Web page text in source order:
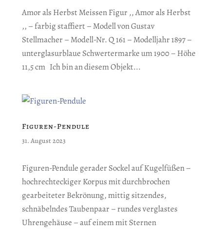
Amor als Herbst Meissen Figur ,, Amor als Herbst
,, – farbig staffiert – Modell von Gustav
Stellmacher – Modell-Nr. Q 161 – Modelljahr 1897 –
unterglasurblaue Schwertermarke um 1900 – Höhe
11,5 cm Ich bin an diesem Objekt...
Figuren-Pendule
31. August 2023
Figuren-Pendule gerader Sockel auf Kugelfüßen –
hochrechteckiger Korpus mit durchbrochen
gearbeiteter Bekrönung, mittig sitzendes,
schnäbelndes Taubenpaar – rundes verglastes
Uhrengehäuse – auf einem mit Sternen